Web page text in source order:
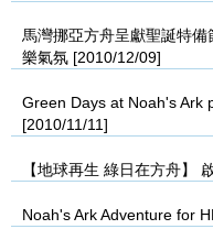
馬灣挪亞方舟呈獻聖誕特
樂氣氛 [2010/12/09]
Green Days at Noah's Ark
[2010/11/11]
【地球再生 綠日在方舟】
Noah's Ark Adventure for